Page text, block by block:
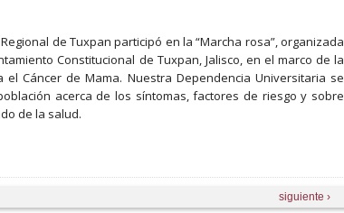
de Tuxpan participó en la “Marcha rosa”, organizada
Constitucional de Tuxpan, Jalisco, en el marco de la
Cáncer de Mama. Nuestra Dependencia Universitaria se
acerca de los síntomas, factores de riesgo y sobre
de la salud.
siguiente ›